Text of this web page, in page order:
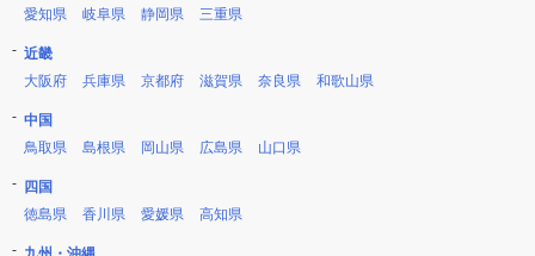
愛知県
岐阜県 静岡県 三重県
近畿
大阪府
兵庫県 京都府 滋賀県 奈良県 和歌山県
中国
鳥取県
島根県 岡山県 広島県 山口県
四国
徳島県
香川県 愛媛県 高知県